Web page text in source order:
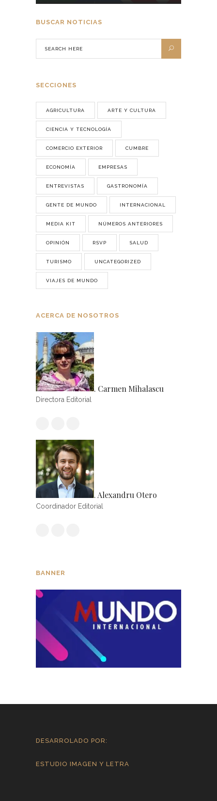
BUSCAR NOTICIAS
SECCIONES
AGRICULTURA ARTE Y CULTURA
CIENCIA Y TECNOLOGÍA
COMERCIO EXTERIOR CUMBRE
ECONOMÍA EMPRESAS
ENTREVISTAS GASTRONOMÍA
GENTE DE MUNDO INTERNACIONAL
MEDIA KIT NÚMEROS ANTERIORES
OPINIÓN RSVP SALUD
TURISMO UNCATEGORIZED
VIAJES DE MUNDO
ACERCA DE NOSOTROS
. Carmen Mihalascu
Directora Editorial
. Alexandru Otero
Coordinador Editorial
BANNER
DESARROLADO POR:
ESTUDIO IMAGEN Y LETRA